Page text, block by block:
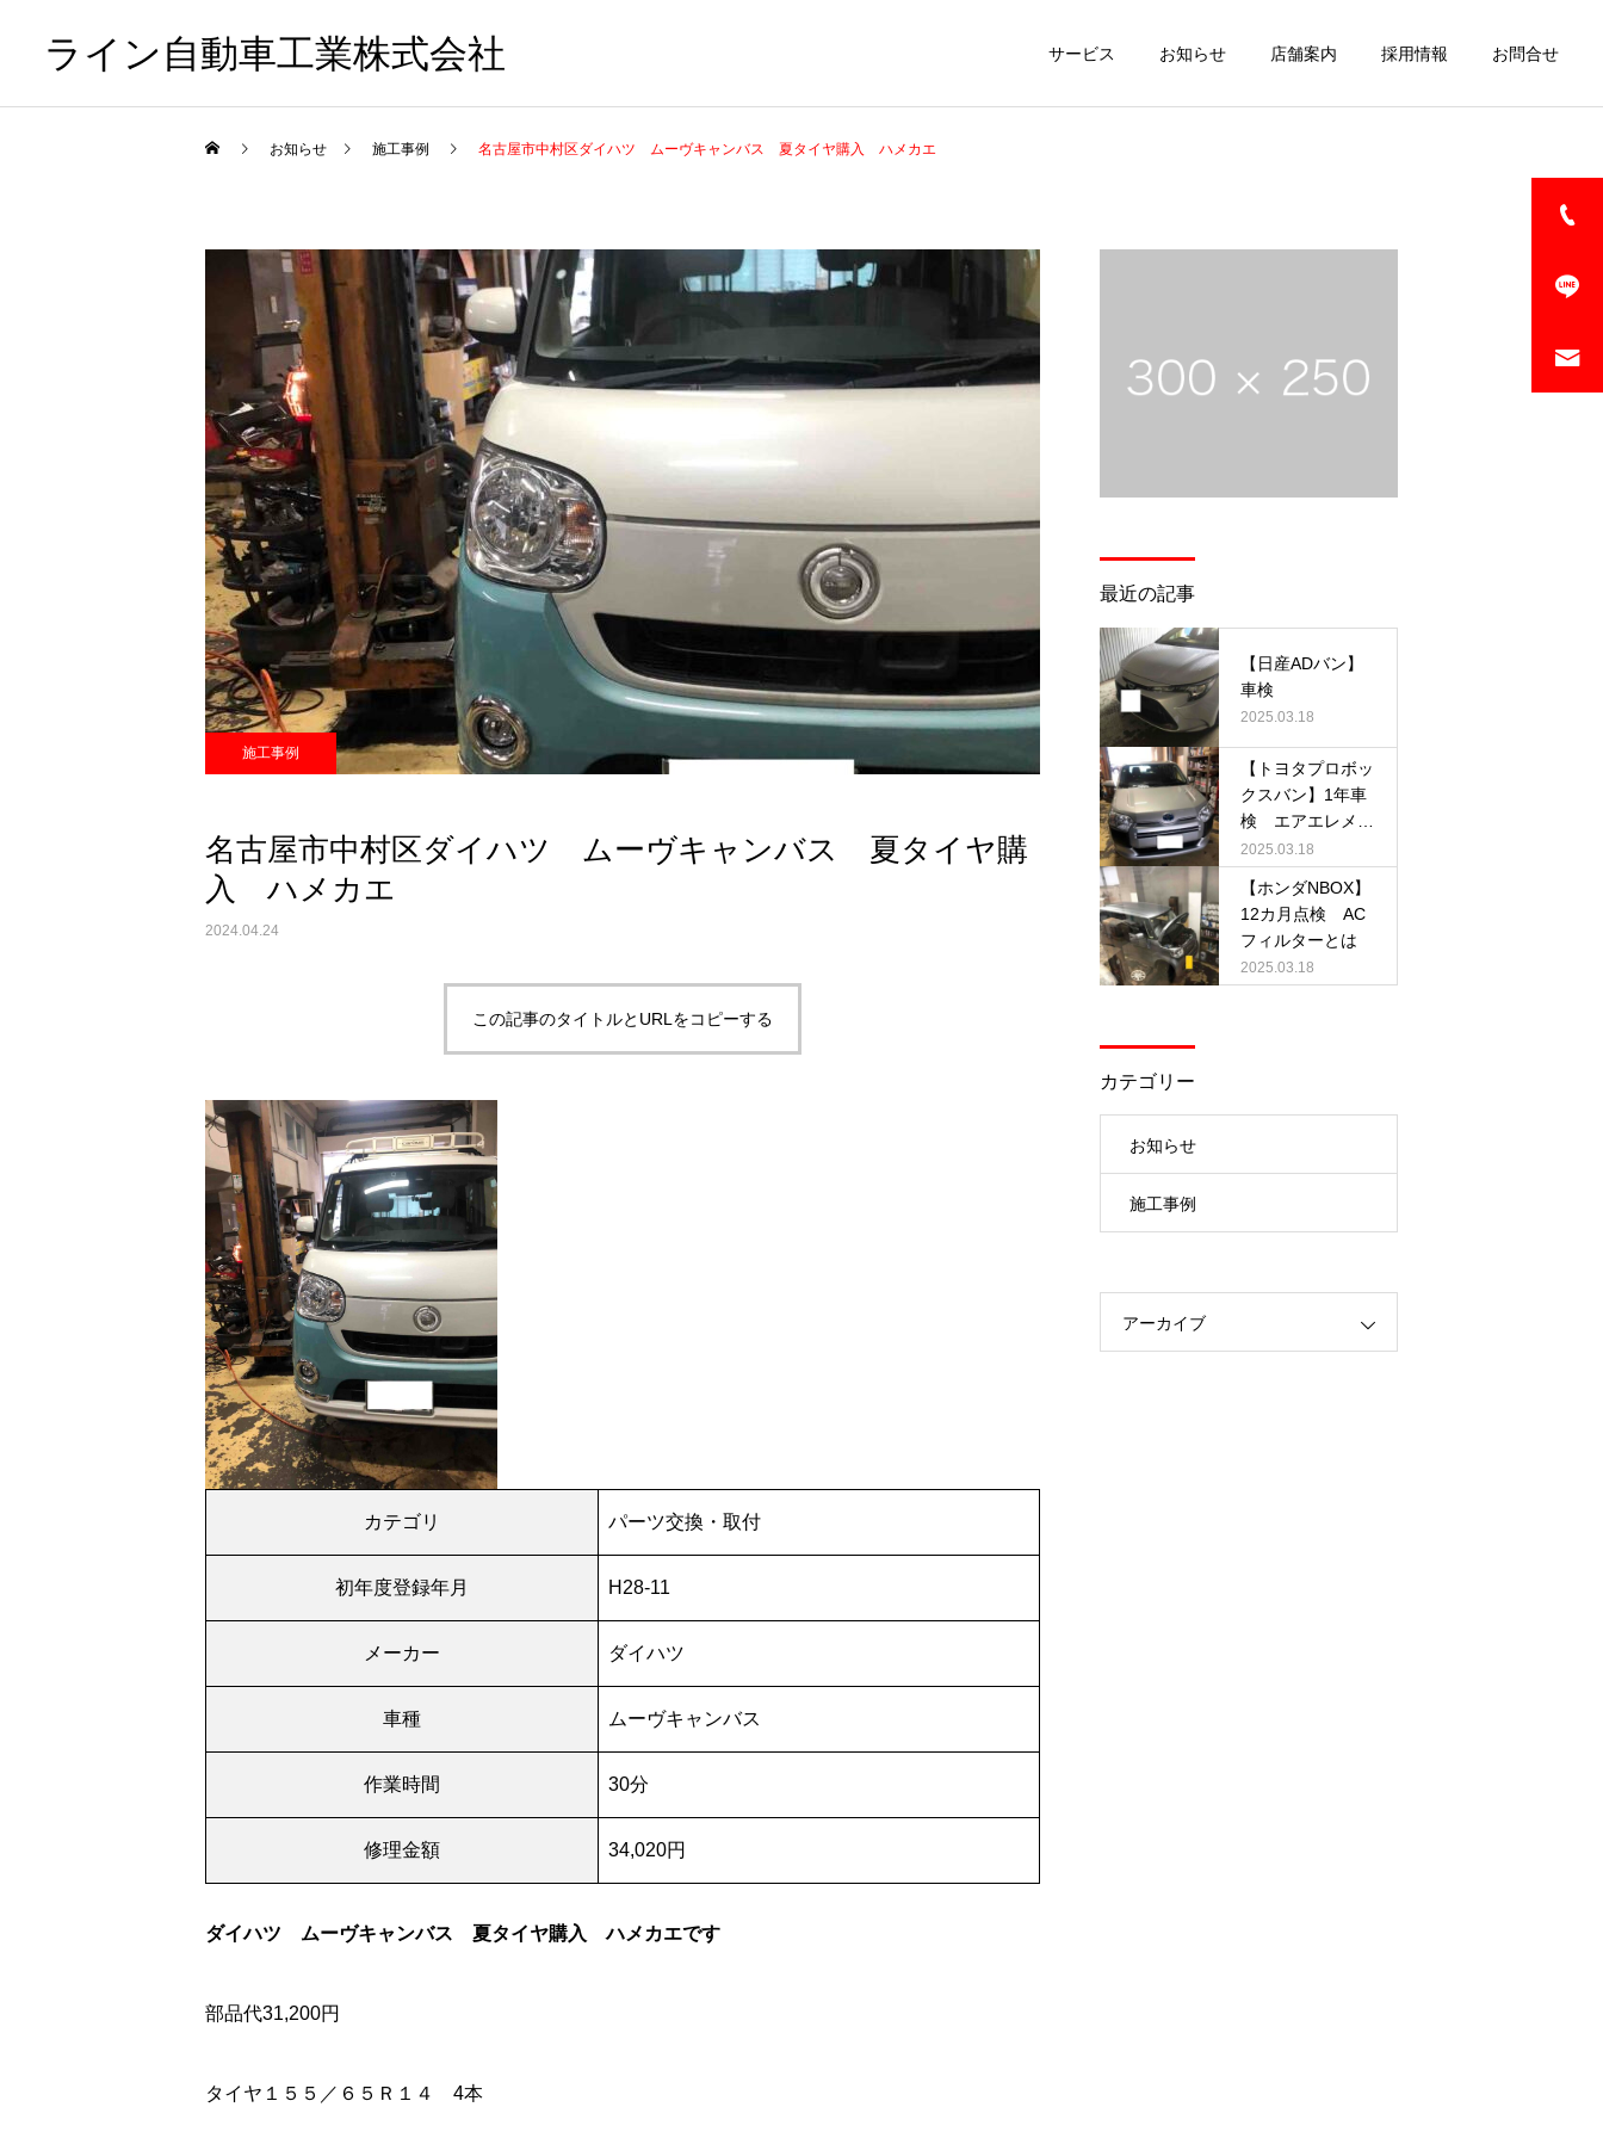
ライン自動車工業株式会社 サービス お知らせ 店舗案内 採用情報 お問合せ
お知らせ 施工事例 名古屋市中村区ダイハツ ムーヴキャンバス 夏タイヤ購入 ハメカエ
施工事例
名古屋市中村区ダイハツ ムーヴキャンバス 夏タイヤ購
入 ハメカエ
2024.04.24
この記事のタイトルとURLをコピーする
カテゴリ パーツ交換・取付
初年度登録年月 H28-11
メーカー ダイハツ
車種 ムーヴキャンバス
作業時間 30分
修理金額 34,020円
ダイハツ ムーヴキャンバス 夏タイヤ購入 ハメカエです
部品代31,200円
タイヤ１５５／６５Ｒ１４ 4本
最近の記事
【日産ADバン】
車検
2025.03.18
【トヨタプロボッ
クスバン】1年車
検 エアエレメン
トとは
2025.03.18
【ホンダNBOX】
12カ月点検 AC
フィルターとは
2025.03.18
カテゴリー
お知らせ
施工事例
アーカイブ